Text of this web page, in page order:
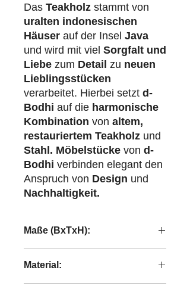
Das Teakholz stammt von
uralten indonesischen
Häuser auf der Insel Java
und wird mit viel Sorgfalt und
Liebe zum Detail zu neuen
Lieblingsstücken
verarbeitet. Hierbei setzt d-
Bodhi auf die harmonische
Kombination von altem,
restauriertem Teakholz und
Stahl. Möbelstücke von d-
Bodhi verbinden elegant den
Anspruch von Design und
Nachhaltigkeit.
Maße (BxTxH):
Material: